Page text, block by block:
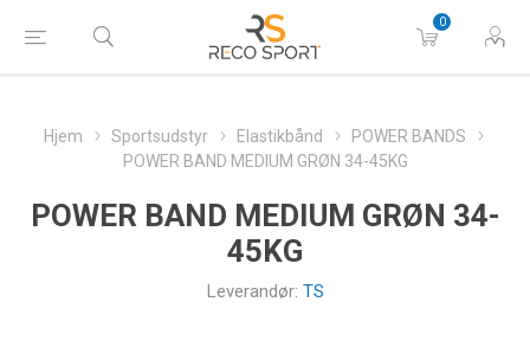
0
Hjem Sportsudstyr Elastikbånd
POWER BANDS
POWER BAND MEDIUM GRØN 34-45KG
POWER BAND MEDIUM GRØN 34-
45KG
Leverandør: TS